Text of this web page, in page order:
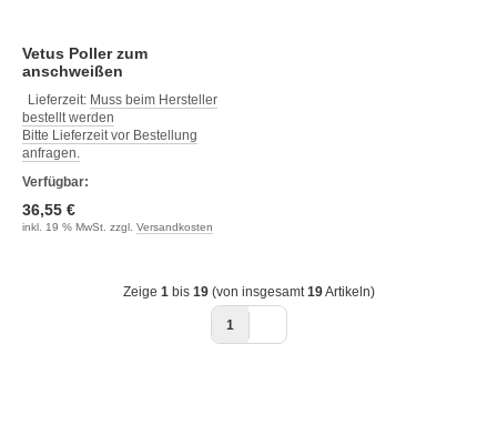
Vetus Poller zum
anschweißen
Lieferzeit: Muss beim Hersteller
bestellt werden
Bitte Lieferzeit vor Bestellung
anfragen.
Verfügbar:
36,55 €
inkl. 19 % MwSt. zzgl. Versandkosten
Zeige 1bis 19(von insgesamt19Artikeln)
1